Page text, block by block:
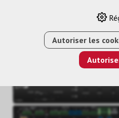
GESTION
PRÉSENTATION 4K
Autoriser les